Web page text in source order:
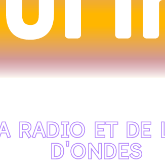
RADIO ET DE
D'ONDES